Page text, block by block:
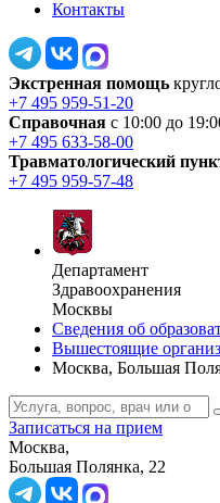
Контакты
Экстренная помощь
+7 495 959-51-20
Справочная с 10:00 до
+7 495 633-58-00
Травматологический
+7 495 959-57-48
Департамент
Здравоохранения
Москвы
Сведения об
Вышестоящие
Москва, Большая
Записаться на прием
Москва,
Большая Полянка, 22